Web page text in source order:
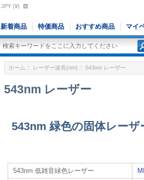
JPY (¥)
新着商品 特価商品 おすすめ商品 マイ
ホーム :: レーザー波長(nm) :: 543nm レーザー
543nm レーザー
543nm 緑色の固体レーザ
543nm 低雑音緑色レーザー